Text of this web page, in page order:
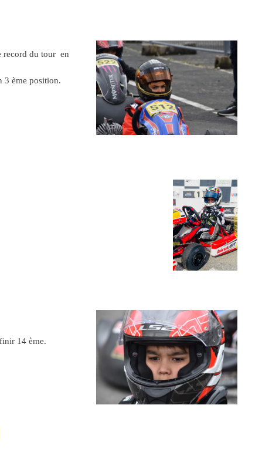
record du tour en
3 ème position.
14 ème.